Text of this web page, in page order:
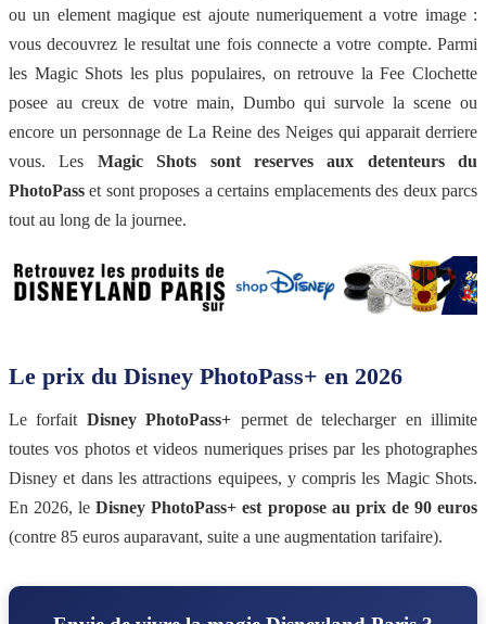
ou un element magique est ajoute numeriquement a votre image :
vous decouvrez le resultat une fois connecte a votre compte. Parmi
les Magic Shots les plus populaires, on retrouve la Fee Clochette
posee au creux de votre main, Dumbo qui survole la scene ou
encore un personnage de La Reine des Neiges qui apparait derriere
vous. Les Magic Shots sont reserves aux detenteurs du
PhotoPass et sont proposes a certains emplacements des deux parcs
tout au long de la journee.
Le prix du Disney PhotoPass+ en 2026
Le forfait Disney PhotoPass+ permet de telecharger en illimite
toutes vos photos et videos numeriques prises par les photographes
Disney et dans les attractions equipees, y compris les Magic Shots.
En 2026, leDisney PhotoPass+ est propose au prix de 90 euros
(contre 85 euros auparavant, suite a une augmentation tarifaire).